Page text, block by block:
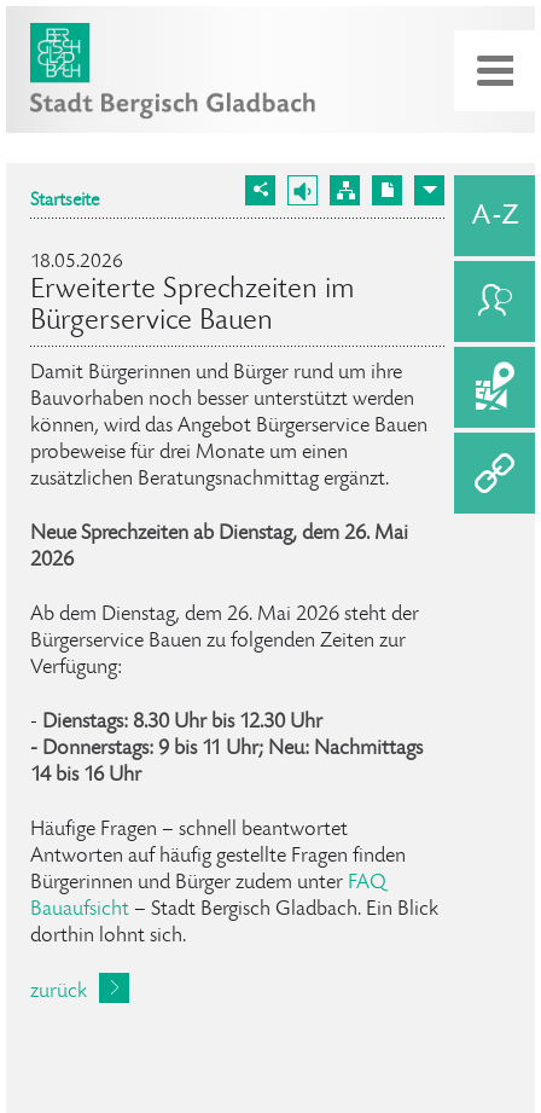
Startseite
18.05.2026
Erweiterte Sprechzeiten im
Bürgerservice Bauen
Damit Bürgerinnen und Bürger rund um ihre
Bauvorhaben noch besser unterstützt werden
können, wird das Angebot Bürgerservice Bauen
probeweise für drei Monate um einen
zusätzlichen Beratungsnachmittag ergänzt.
Neue Sprechzeiten ab Dienstag, dem 26. Mai
2026
Ab dem Dienstag, dem 26. Mai 2026 steht der
Bürgerservice Bauen zu folgenden Zeiten zur
Verfügung:
- Dienstags: 8.30 Uhr bis 12.30 Uhr
- Donnerstags: 9 bis 11 Uhr; Neu: Nachmittags
14 bis 16 Uhr
Häufige Fragen – schnell beantwortet
Antworten auf häufig gestellte Fragen finden
Bürgerinnen und Bürger zudem unter FAQ
Bauaufsicht – Stadt Bergisch Gladbach. Ein Blick
dorthin lohnt sich.
zurück